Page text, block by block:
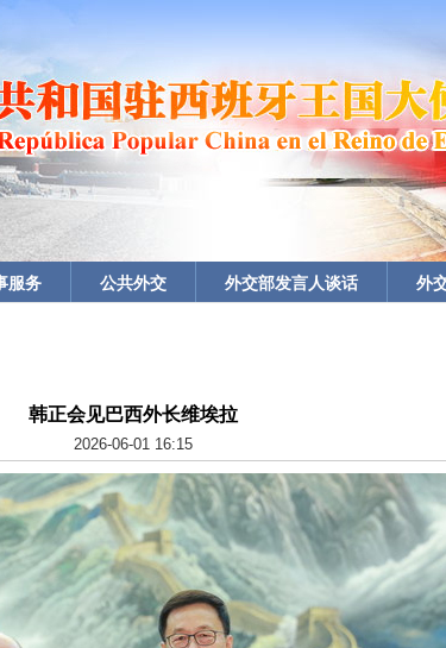
服务 公共外交 外交部发言人谈话 外
韩正会见巴西外长维埃拉
2026-06-01 16:15